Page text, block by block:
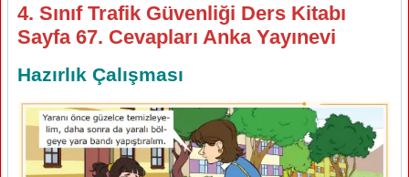
4. Sınıf Trafik Güvenliği Ders Kitabı
Sayfa 67. Cevapları Anka Yayınevi
Hazırlık Çalışması